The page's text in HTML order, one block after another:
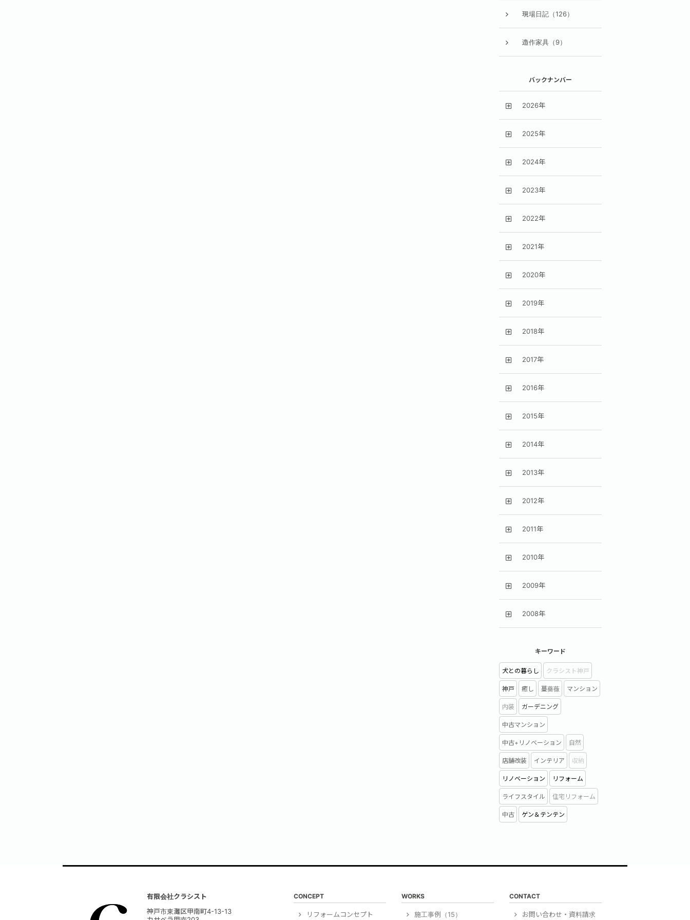
現場日記（126）
造作家具（9）
バックナンバー
2026年
2025年
2024年
2023年
2022年
2021年
2020年
2019年
2018年
2017年
2016年
2015年
2014年
2013年
2012年
2011年
2010年
2009年
2008年
キーワード
犬との暮らし クラシスト神戸
神戸 癒し 蔓薔薇 マンション
内装 ガーデニング
中古マンション
中古+リノベーション 自然
店舗改装 インテリア 収納
リノベーション リフォーム
ライフスタイル 住宅リフォーム
中古 ゲン＆テンテン
有限会社クラシスト
神戸市東灘区甲南町4-13-13
CONCEPT
リフォームコンセプト
WORKS
施工事例（15）
CONTACT
お問い合わせ・資料請求